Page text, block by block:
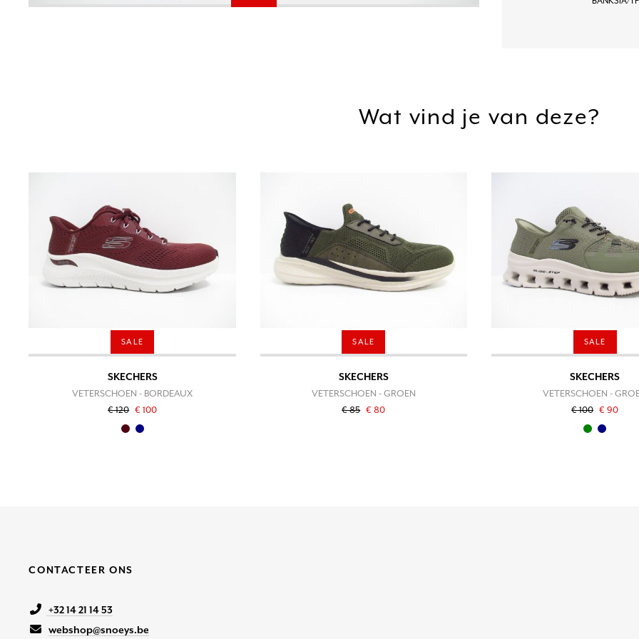
Wat vind je van deze?
SALE
SKECHERS
VETERSCHOEN - BORDEAUX
€ 120 € 100
SALE
SKECHERS
VETERSCHOEN - GROEN
€ 85 € 80
SALE
SKECHERS
VETERSCHOEN -
€ 100 € 90
CONTACTEER ONS
+32 14 21 14 53
webshop@snoeys.be